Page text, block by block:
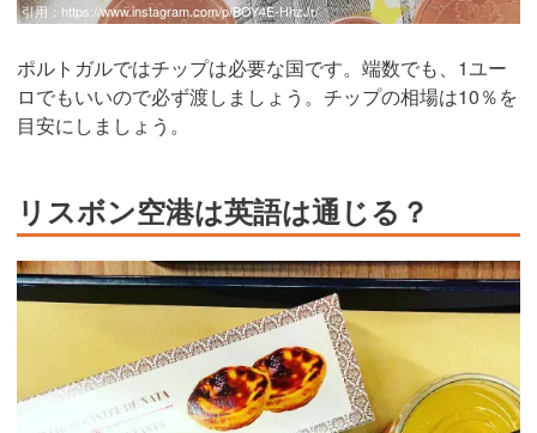
引用： https://www.instagram.com/p/BOY4E-HhzJr/
ポルトガルではチップは必要な国です。端数でも、1ユー
ロでもいいので必ず渡しましょう。チップの相場は10％を
目安にしましょう。
リスボン空港は英語は通じる？